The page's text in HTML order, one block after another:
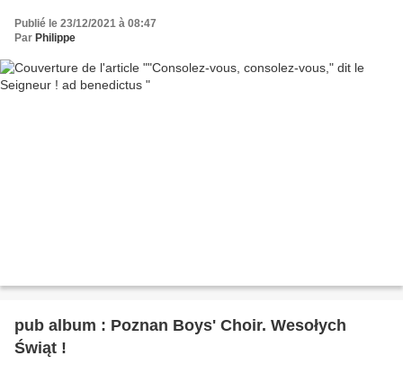
Publié le 23/12/2021 à 08:47
Par Philippe
pub album : Poznan Boys' Choir. Wesołych
Świąt !